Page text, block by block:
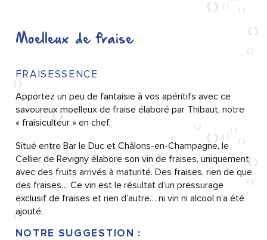
Moelleux de fraise
FRAISESSENCE
Apportez un peu de fantaisie à vos apéritifs avec ce
savoureux moelleux de fraise élaboré par Thibaut, notre
« fraisiculteur » en chef.
Situé entre Bar le Duc et Châlons-en-Champagne, le
Cellier de Revigny élabore son vin de fraises, uniquement
avec des fruits arrivés à maturité. Des fraises, rien de que
des fraises… Ce vin est le résultat d’un pressurage
exclusif de fraises et rien d’autre… ni vin ni alcool n’a été
ajouté.
NOTRE SUGGESTION :